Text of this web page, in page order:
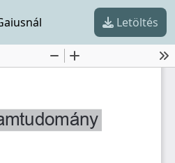
Letöltés